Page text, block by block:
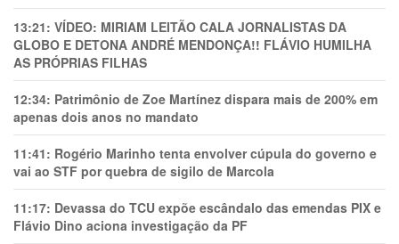
13:21: VÍDEO: MIRIAM LEITÃO CALA JORNALISTAS DA
GLOBO E DETONA ANDRÉ MENDONÇA!! FLÁVIO HUMILHA
AS PRÓPRIAS FILHAS
12:34: Patrimônio de Zoe Martínez dispara mais de 200% em
apenas dois anos no mandato
11:41: Rogério Marinho tenta envolver cúpula do governo e
vai ao STF por quebra de sigilo de Marcola
11:17: Devassa do TCU expõe escândalo das emendas PIX e
Flávio Dino aciona investigação da PF